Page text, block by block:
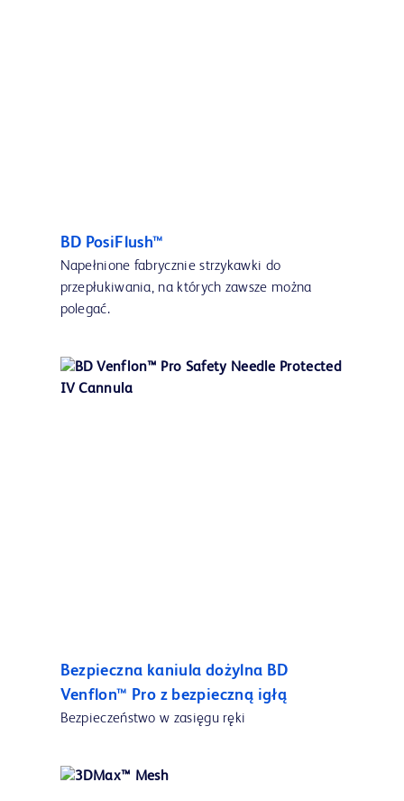
BD PosiFlush™
Napełnione fabrycznie strzykawki do
przepłukiwania, na których zawsze można
polegać.
Bezpieczna kaniula dożylna BD
Venflon™ Pro z bezpieczną igłą
Bezpieczeństwo w zasięgu ręki